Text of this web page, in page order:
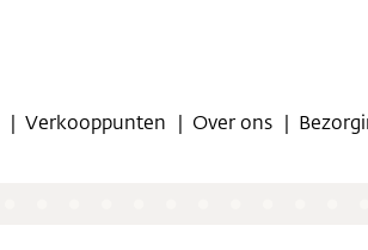
Verkooppunten Over ons